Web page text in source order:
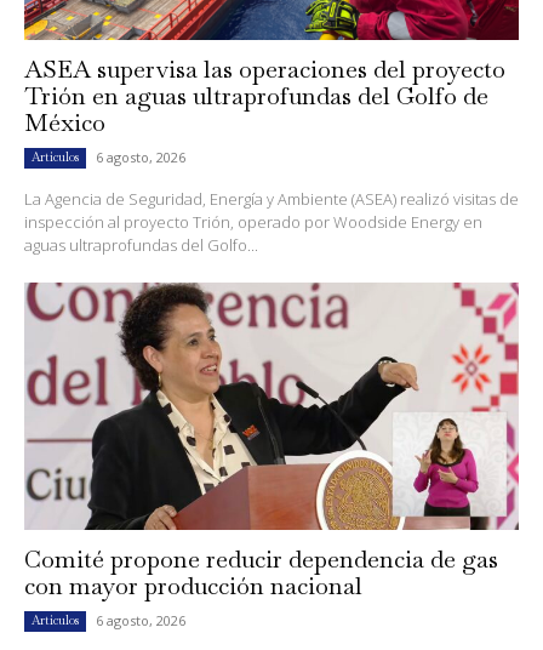
ASEA supervisa las operaciones del proyecto
Trión en aguas ultraprofundas del Golfo de
México
Artículos 6 agosto, 2026
La Agencia de Seguridad, Energía y Ambiente (ASEA) realizó visitas de
inspección al proyecto Trión, operado por Woodside Energy en
aguas ultraprofundas del Golfo...
Comité propone reducir dependencia de gas
con mayor producción nacional
Artículos 6 agosto, 2026